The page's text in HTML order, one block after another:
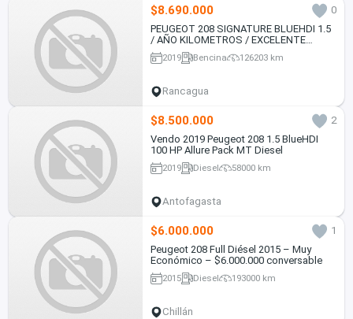
$8.690.000
0
PEUGEOT 208 SIGNATURE BLUEHDI 1.5
/ AÑO KILOMETROS / EXCELENTE
ESTADO
2019 Bencina 126203 km
Rancagua
$8.500.000
2
Vendo 2019 Peugeot 208 1.5 BlueHDI
100 HP Allure Pack MT Diesel
2019 Diesel 58000 km
Antofagasta
$6.000.000
1
Peugeot 208 Full Diésel 2015 – Muy
Económico – $6.000.000 conversable
2015 Diesel 193000 km
Chillán